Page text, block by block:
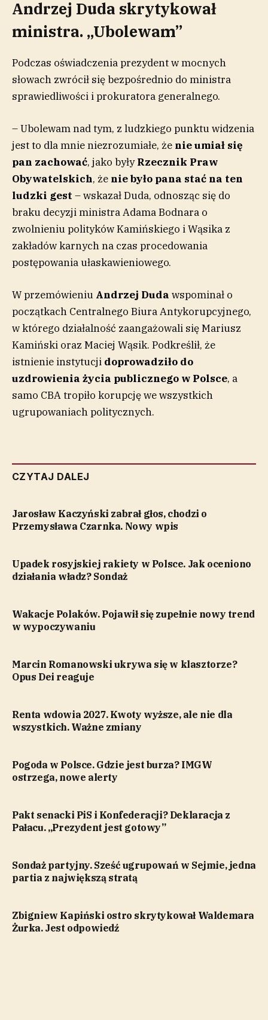
Andrzej Duda skrytykował
ministra. „Ubolewam”
Podczas oświadczenia prezydent w mocnych
słowach zwrócił się bezpośrednio do ministra
sprawiedliwości i prokuratora generalnego.
– Ubolewam nad tym, z ludzkiego punktu widzenia
jest to dla mnie niezrozumiałe, że nie umiał się
pan zachować, jako byłyRzecznik Praw
Obywatelskich, że nie było pana stać na ten
ludzki gest – wskazał Duda, odnosząc się do
braku decyzji ministra Adama Bodnara o
zwolnieniu polityków Kamińskiego i Wąsika z
zakładów karnych na czas procedowania
postępowania ułaskawieniowego.
W przemówieniu Andrzej Duda wspominał o
początkach Centralnego Biura Antykorupcyjnego,
w którego działalność zaangażowali się Mariusz
Kamiński oraz Maciej Wąsik. Podkreślił, że
istnienie instytucji doprowadziło do
uzdrowienia życia publicznego w Polsce, a
samo CBA tropiło korupcję we wszystkich
ugrupowaniach politycznych.
CZYTAJ DALEJ
Jarosław Kaczyński zabrał głos, chodzi o
Przemysława Czarnka. Nowy wpis
Upadek rosyjskiej rakiety w Polsce. Jak oceniono
działania władz? Sondaż
Wakacje Polaków. Pojawił się zupełnie nowy trend
w wypoczywaniu
Marcin Romanowski ukrywa się w klasztorze?
Opus Dei reaguje
Renta wdowia 2027. Kwoty wyższe, ale nie dla
wszystkich. Ważne zmiany
Pogoda w Polsce. Gdzie jest burza? IMGW
ostrzega, nowe alerty
Pakt senacki PiS i Konfederacji? Deklaracja z
Pałacu. „Prezydent jest gotowy”
Sondaż partyjny. Sześć ugrupowań w Sejmie, jedna
partia z największą stratą
Zbigniew Kapiński ostro skrytykował Waldemara
Żurka. Jest odpowiedź